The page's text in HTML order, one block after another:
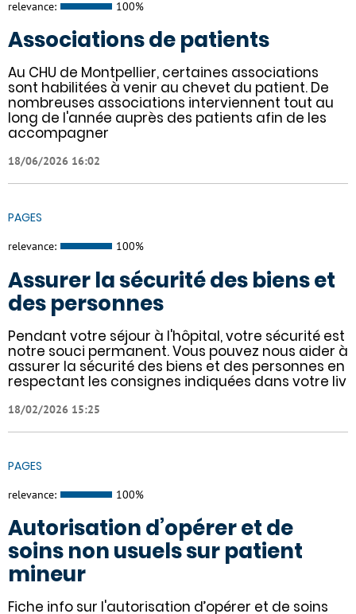
relevance: 100%
Associations de patients
Au CHU de Montpellier, certaines associations
sont habilitées à venir au chevet du patient. De
nombreuses associations interviennent tout au
long de l'année auprès des patients afin de les
accompagner
18/06/2026 16:02
PAGES
relevance: 100%
Assurer la sécurité des biens et
des personnes
Pendant votre séjour à l'hôpital, votre sécurité est
notre souci permanent. Vous pouvez nous aider à
assurer la sécurité des biens et des personnes en
respectant les consignes indiquées dans votre liv
18/02/2026 15:25
PAGES
relevance: 100%
Autorisation d’opérer et de
soins non usuels sur patient
mineur
Fiche info sur l'autorisation d’opérer et de soins